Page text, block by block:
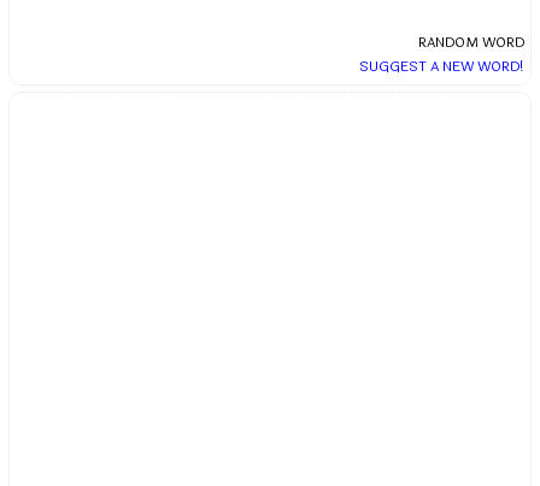
RANDOM WORD
SUGGEST A NEW WORD!